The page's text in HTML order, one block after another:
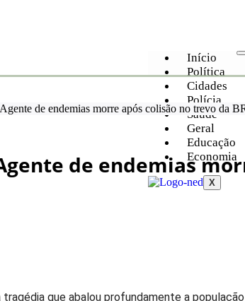
Início
Política
Cidades
Polícia
Saúde
Geral
Educação
Economia
X
de endemias morre após colisão no trevo da
de endemias
que abalou profundamente a população